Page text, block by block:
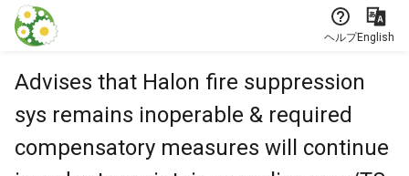
本文に飛ぶ
ヘルプEnglish
Advises that Halon fire suppression
sys remains inoperable & required
compensatory measures will continue